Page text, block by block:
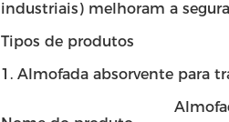
industriais) melhoram a
Tipos de produtos
1. Almofada absorvente para